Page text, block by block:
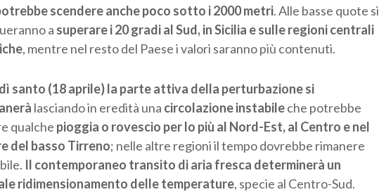
scendere anche poco sotto i 2000 metri. Alle basse quote si
a superare i 20 gradi al Sud, in Sicilia e sulle regioni centrali
, mentre nel resto del Paese i valori saranno più contenuti.
santo (18 aprile) la parte attiva della perturbazione si
lasciando in eredità una circolazione instabileche potrebbe
qualche pioggia o rovescio per lo più al Nord-Est, al Centro e nel
del basso Tirreno; nelle altre regioni il tempo dovrebbe rimanere
Il contemporaneo transito di aria fresca determinerà un
ridimensionamento delle temperature, specie al Centro-Sud.